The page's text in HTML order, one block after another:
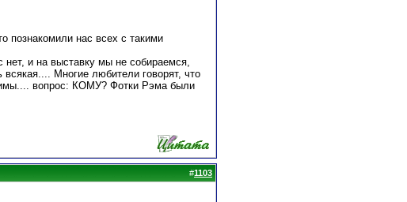
познакомили нас всех с такими
и на выставку мы не собираемся,
Многие любители говорят, что
вопрос: КОМУ? Фотки Рэма были
#1103